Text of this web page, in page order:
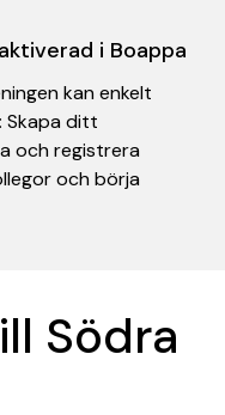
i Boappa
kan enkelt
Skapa ditt
och registrera
och börja
Södra